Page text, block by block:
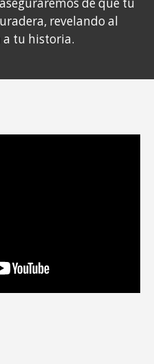
revelando al
a tu historia.